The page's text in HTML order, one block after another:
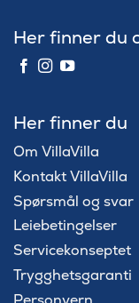
Her finner du
Her finner du
Om VillaVilla
Kontakt VillaVilla
Spørsmål og svar
Leiebetingelser
Servicekonseptet
Trygghetsgaranti